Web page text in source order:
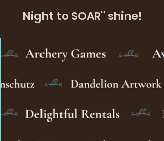
Night to SOAR" shine!